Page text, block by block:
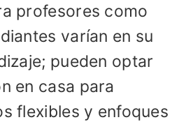
profesores como
varían en su
pueden optar
en casa para
flexibles y enfoques